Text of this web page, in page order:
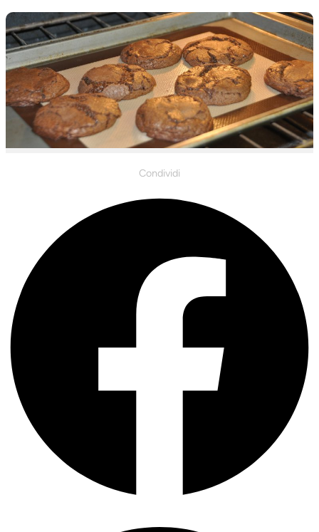
Condividi